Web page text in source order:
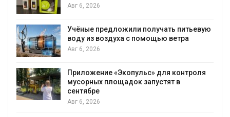
Авг 6, 2026
Учёные предложили получать питьевую
воду из воздуха с помощью ветра
Авг 6, 2026
Приложение «Экопульс» для контроля
мусорных площадок запустят в
сентябре
Авг 6, 2026